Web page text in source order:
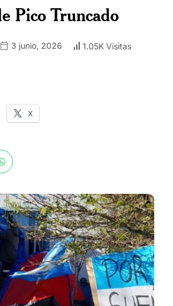
Pico Truncado
3 junio, 2026 1.05K Visitas
X